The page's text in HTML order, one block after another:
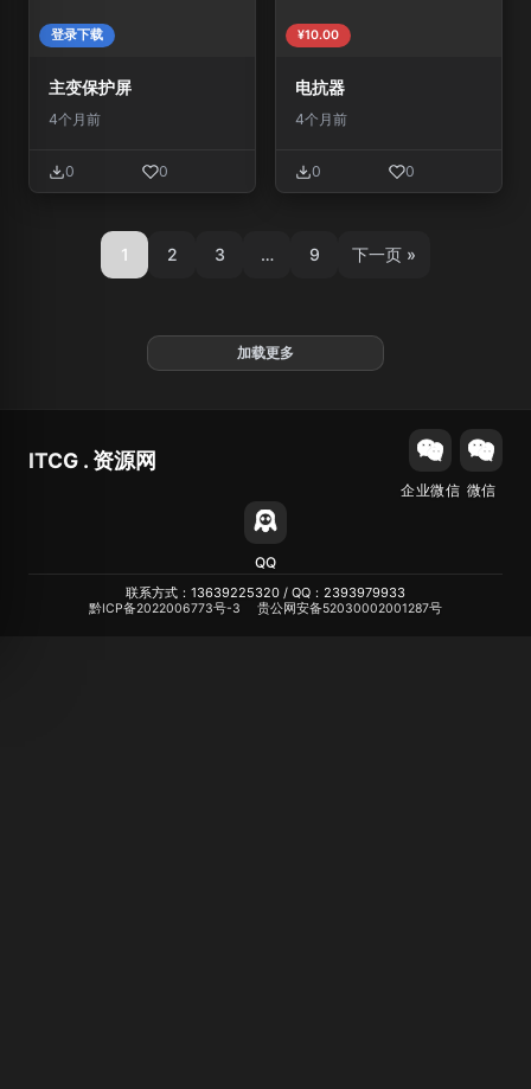
登录下载
主变保护屏
4个月前
0 0
¥10.00
电抗器
4个月前
0 0
1 2 3 … 9 下一页 »
加载更多
ITCG . 资源网
企业微信 微信
QQ
联系方式：13639225320 / QQ：2393979933
黔ICP备2022006773号-3 贵公网安备52030002001287号